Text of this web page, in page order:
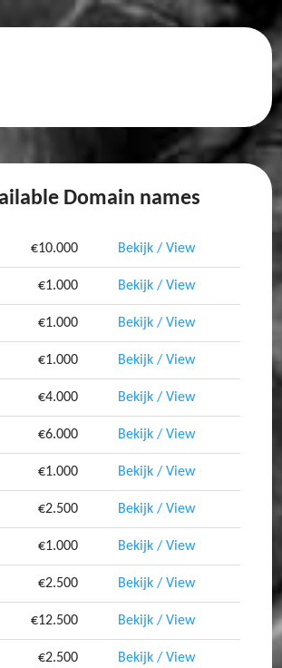
Domain names
€10.000 Bekijk / View
€1.000 Bekijk / View
€1.000 Bekijk / View
€1.000 Bekijk / View
€4.000 Bekijk / View
€6.000 Bekijk / View
€1.000 Bekijk / View
€2.500 Bekijk / View
€1.000 Bekijk / View
€2.500 Bekijk / View
€12.500 Bekijk / View
€2.500 Bekijk / View